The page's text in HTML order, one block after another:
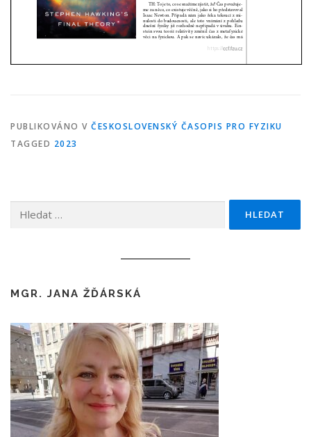
PUBLIKOVÁNO V ČESKOSLOVENSKÝ ČASOPIS PRO FYZIKU
TAGGED 2023
MGR. JANA ŽĎÁRSKÁ